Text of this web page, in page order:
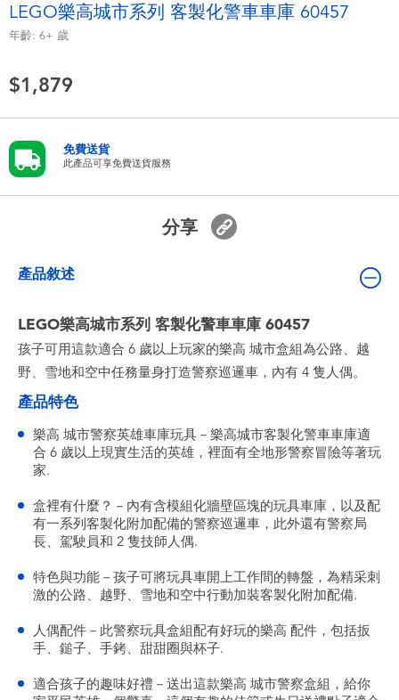
嬰兒及學前玩具
電池
角色收藏
生活雜貨
LEGO樂高城市系列 客製化警車車庫 60457
年齡: 6+ 歲
$1,879
免費送貨
此產品可享免費送貨服務
分享
產品敘述
LEGO樂高城市系列 客製化警車車庫 60457
孩子可用這款適合 6 歲以上玩家的樂高 城市盒組為公路、越
野、雪地和空中任務量身打造警察巡邏車，內有 4 隻人偶。
產品特色
樂高 城市警察英雄車庫玩具－樂高城市客製化警車車庫適
合 6 歲以上現實生活的英雄，裡面有全地形警察冒險等著玩
家.
盒裡有什麼？－內有含模組化牆壁區塊的玩具車庫，以及配
有一系列客製化附加配備的警察巡邏車，此外還有警察局
長、駕駛員和 2 隻技師人偶.
特色與功能－孩子可將玩具車開上工作間的轉盤，為精采刺
激的公路、越野、雪地和空中行動加裝客製化附加配備.
人偶配件－此警察玩具盒組配有好玩的樂高 配件，包括扳
手、鎚子、手銬、甜甜圈與杯子.
適合孩子的趣味好禮－送出這款樂高 城市警察盒組，給你